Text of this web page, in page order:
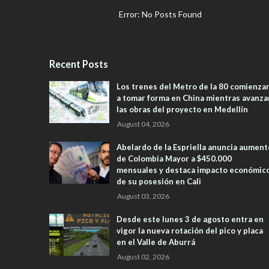
Error: No Posts Found
Recent Posts
Los trenes del Metro de la 80
a tomar forma en China mientras
las obras del proyecto en Medellín
August 04, 2026
Abelardo de la Espriella anuncia
de Colombia Mayor a $450.000
mensuales y destaca impacto
de su posesión en Cali
August 03, 2026
Desde este lunes 3 de agosto entra en
vigor la nueva rotación del pico y placa
en el Valle de Aburrá
August 02, 2026